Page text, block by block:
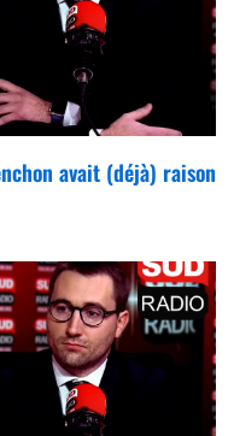
avait (déjà) raison